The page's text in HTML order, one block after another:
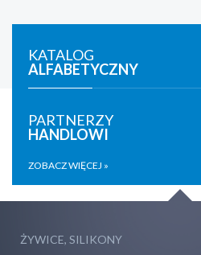
KATALOG
ALFABETYCZNY
PARTNERZY
HANDLOWI
ZOBACZ WIĘCEJ »
ŻYWICE, SILIKONY